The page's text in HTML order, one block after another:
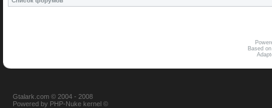
Based
Gtalark.com © 2004 - 2008
Powered by PHP-Nuke kernel ©